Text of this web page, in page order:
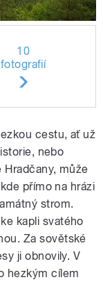
10
fotografií
cestu, ať už
nebo
Hradčany, může
přímo na hrázi
strom.
kapli svatého
Za sovětské
ji obnovily. V
hezkým cílem